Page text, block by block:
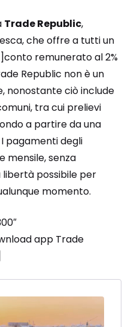
Trade Republic,
che offre a tutti un
remunerato al 2%
Republic non è un
nonostante ciò include
tra cui prelievi
a partire da una
pagamenti degli
mensile, senza
libertà possibile per
momento.
app Trade